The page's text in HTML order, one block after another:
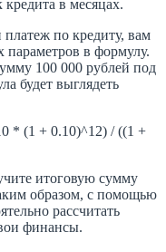
в месяцах.
по кредиту, вам
параметров в формулу.
100 000 рублей под
будет выглядеть
* (1 + 0.10)^12) / ((1 +
итоговую сумму
образом, с помощью
рассчитать
финансы.